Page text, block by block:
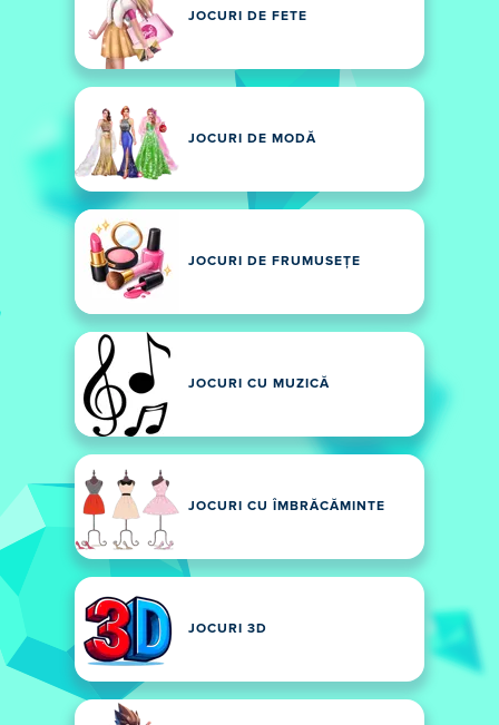
JOCURI DE FETE
JOCURI DE MODĂ
JOCURI DE FRUMUSEȚE
JOCURI CU MUZICĂ
JOCURI CU ÎMBRĂCĂMINTE
JOCURI 3D